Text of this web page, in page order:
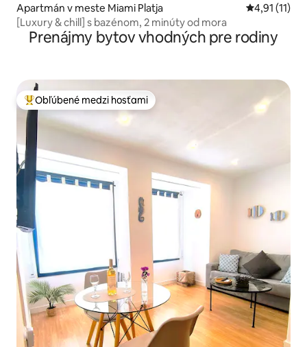
Apartmán v meste Miami Platja Priemerné
4,91 (11)
[Luxury & chill] s bazénom, 2 minúty od mora
Prenájmy bytov vhodných pre rodiny
Najobľúbenejšie medzi hosťami
Obľúbené medzi hosťami